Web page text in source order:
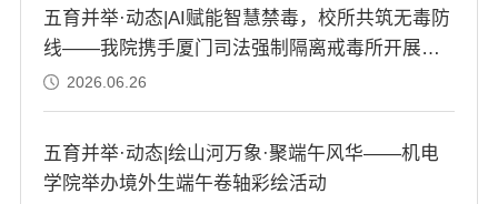
五育并举·动态|AI赋能智慧禁毒，校所共筑无毒防
线——我院携手厦门司法强制隔离戒毒所开展共
建活动
2026.06.26
五育并举·动态|绘山河万象·聚端午风华——机电
学院举办境外生端午卷轴彩绘活动